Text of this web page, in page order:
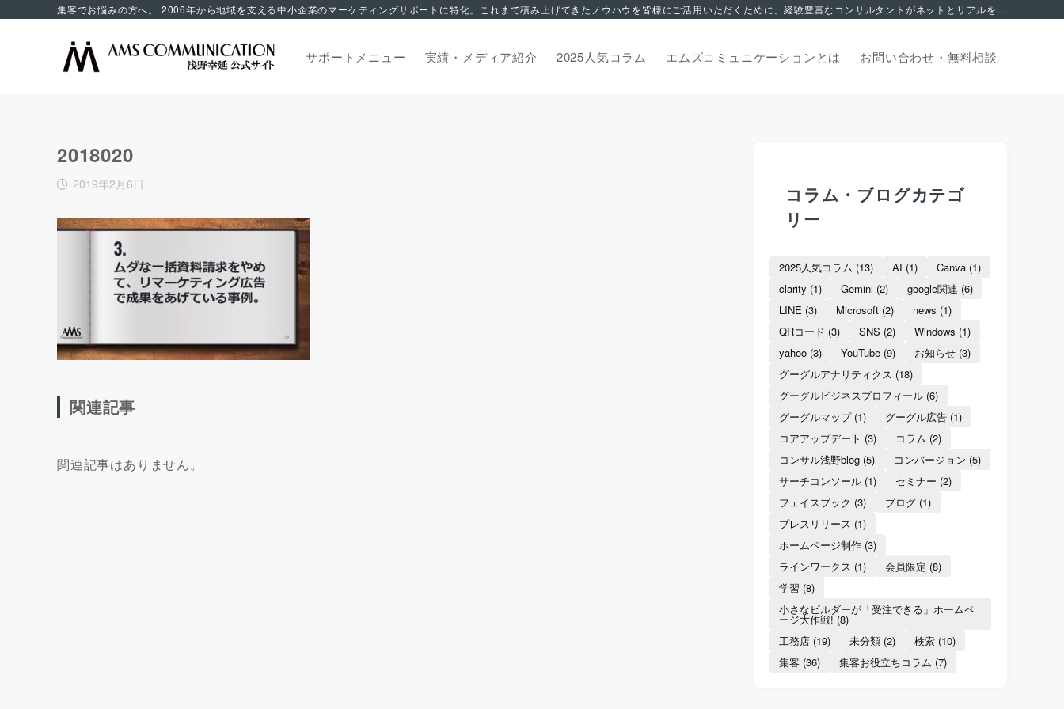
集客でお悩みの方へ。 2006年から地域を支える中小企業のマーケティングサポートに特化。これまで積み上げてきたノウハウを皆様にご活用いただくために、経験豊富なコンサルタントがネットとリアルを融合した独自の集客サポートでお応え致します。オンライン無料相談からお申込みいただけます。
サポートメニュー 実績・メディア紹介 2025人気コラム エムズコミュニケーションとは お問い合わせ・ 無料相談
2018020
2019年2月6日
関連記事
関連記事はありません。
コラム・ブログカテゴ
リー
2025人気コラム (13) AI (1) Canva (1)
clarity (1) Gemini (2) google関連 (6)
LINE (3) Microsoft (2) news (1)
QRコード (3) SNS (2) Windows (1)
yahoo (3) YouTube (9) お知らせ (3)
グーグルアナリティクス (18)
グーグルビジネスプロフィール (6)
グーグルマップ(1) グーグル広告 (1)
コアアップデート (3) コラム (2)
コンサル浅野blog (5) コンバージョン (5)
サーチコンソール (1) セミナー (2)
フェイスブック (3) ブログ (1)
プレスリリース (1)
ホームページ制作 (3)
ラインワークス (1) 会員限定 (8)
学習 (8)
小さなビルダーが「受注できる」ホームペ
ージ大作戦!(8)
工務店 (19) 未分類 (2) 検索 (10)
集客 (36) 集客お役立ちコラム (7)